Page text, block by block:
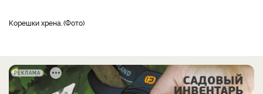
корешки хрена. Фото
РЕКЛАМА